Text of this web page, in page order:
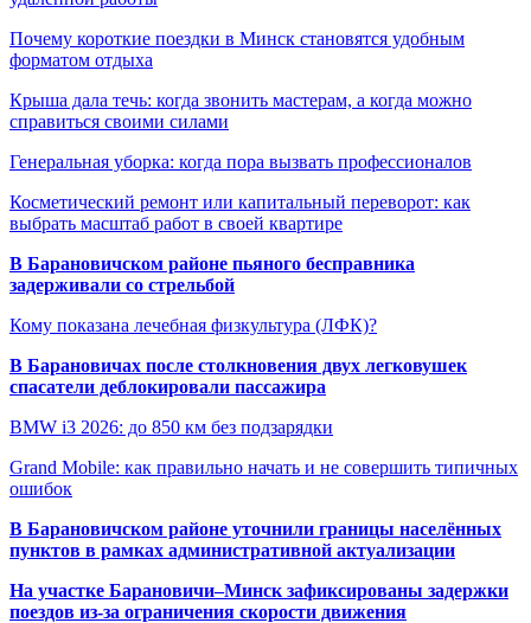
Почему короткие поездки в Минск становятся удобным
форматом отдыха
Крыша дала течь: когда звонить мастерам, а когда можно
справиться своими силами
Генеральная уборка: когда пора вызвать профессионалов
Косметический ремонт или капитальный переворот: как
выбрать масштаб работ в своей квартире
В Барановичском районе пьяного бесправника
задерживали со стрельбой
Кому показана лечебная физкультура (ЛФК)?
В Барановичах после столкновения двух легковушек
спасатели деблокировали пассажира
BMW i3 2026: до 850 км без подзарядки
Grand Mobile: как правильно начать и не совершить типичных
ошибок
В Барановичском районе уточнили границы населённых
пунктов в рамках административной актуализации
На участке Барановичи–Минск зафиксированы задержки
поездов из-за ограничения скорости движения